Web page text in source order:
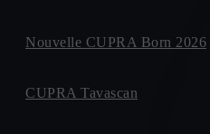
Nouvelle CUPRA Born 2026
CUPRA Tavascan